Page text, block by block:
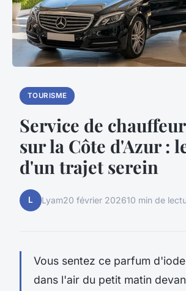
TOURISME
Service de
sur la Côte d'Azur :
d'un trajet serein
L Lyam20 février 202610 min de
Vous sentez ce parfum
dans l'air du petit matin